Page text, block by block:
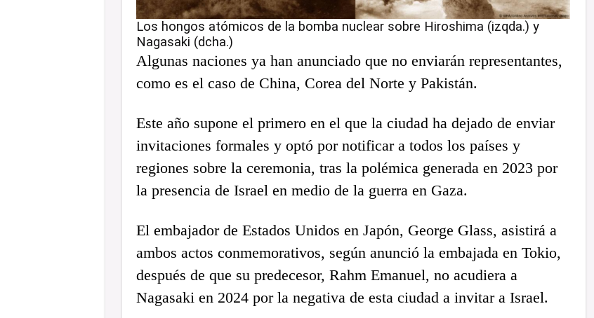
Los hongos atómicos de la bomba nuclear sobre Hiroshima (izqda.) y
Nagasaki (dcha.)
Algunas naciones ya han anunciado que no enviarán representantes,
como es el caso de China, Corea del Norte y Pakistán.
Este año supone el primero en el que la ciudad ha dejado de enviar
invitaciones formales y optó por notificar a todos los países y
regiones sobre la ceremonia, tras la polémica generada en 2023 por
la presencia de Israel en medio de la guerra en Gaza.
El embajador de Estados Unidos en Japón, George Glass, asistirá a
ambos actos conmemorativos, según anunció la embajada en Tokio,
después de que su predecesor, Rahm Emanuel, no acudiera a
Nagasaki en 2024 por la negativa de esta ciudad a invitar a Israel.